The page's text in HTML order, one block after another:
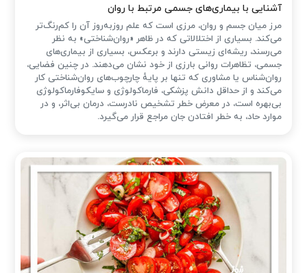
آشنایی با بیماری‌های جسمی مرتبط با روان
مرز میان جسم و روان، مرزی است که علم روزبه‌روز آن را کم‌رنگ‌تر
می‌کند. بسیاری از اختلالاتی که در ظاهر «روان‌شناختی» به نظر
می‌رسند، ریشه‌ای زیستی دارند و برعکس، بسیاری از بیماری‌های
جسمی، تظاهرات روانی بارزی از خود نشان می‌دهند. در چنین فضایی،
روان‌شناس یا مشاوری که تنها بر پایهٔ چارچوب‌های روان‌شناختی کار
می‌کند و از حداقل دانش پزشکی، فارماکولوژی و سایکوفارماکولوژی
بی‌بهره است، در معرض خطر تشخیص نادرست، درمان بی‌اثر، و در
موارد حاد، به خطر افتادن جان مراجع قرار می‌گیرد.